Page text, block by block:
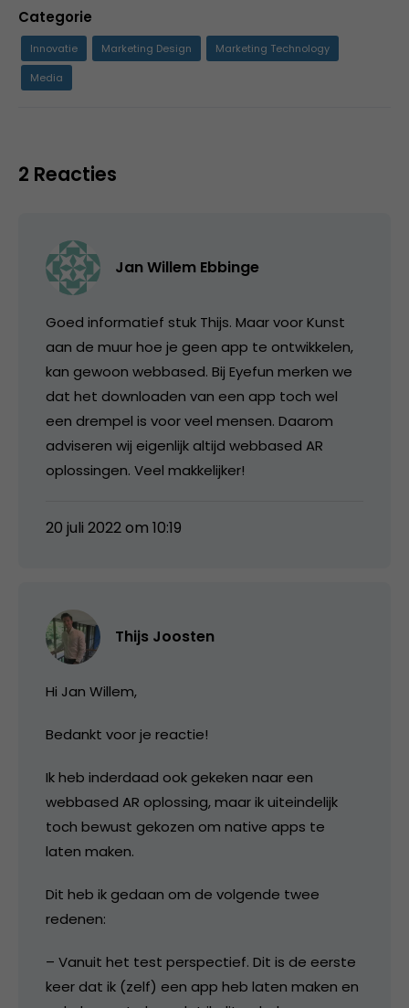
Categorie
Innovatie Marketing Design
Marketing Technology
Media
2 Reacties
Jan Willem Ebbinge
Goed informatief stuk Thijs. Maar voor Kunst
aan de muur hoe je geen app te ontwikkelen,
kan gewoon webbased. Bij Eyefun merken we
dat het downloaden van een app toch wel
een drempel is voor veel mensen. Daarom
adviseren wij eigenlijk altijd webbased AR
oplossingen. Veel makkelijker!
20 juli 2022 om 10:19
Thijs Joosten
Hi Jan Willem,
Bedankt voor je reactie!
Ik heb inderdaad ook gekeken naar een
webbased AR oplossing, maar ik uiteindelijk
toch bewust gekozen om native apps te
laten maken.
Dit heb ik gedaan om de volgende twee
redenen:
– Vanuit het test perspectief. Dit is de eerste
keer dat ik (zelf) een app heb laten maken en